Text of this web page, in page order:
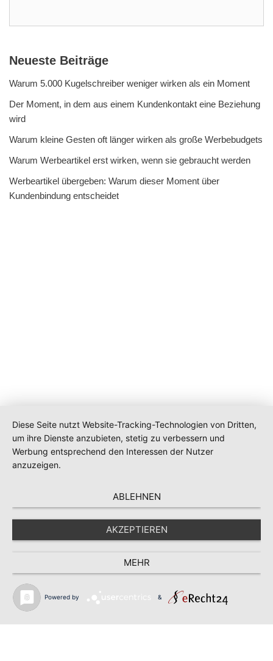
Neueste Beiträge
Warum 5.000 Kugelschreiber weniger wirken als ein Moment
Der Moment, in dem aus einem Kundenkontakt eine Beziehung
wird
Warum kleine Gesten oft länger wirken als große Werbebudgets
Warum Werbeartikel erst wirken, wenn sie gebraucht werden
Werbeartikel übergeben: Warum dieser Moment über
Kundenbindung entscheidet
Diese Seite nutzt Website-Tracking-Technologien von Dritten,
um ihre Dienste anzubieten, stetig zu verbessern und
Werbung entsprechend den Interessen der Nutzer
anzuzeigen.
ABLEHNEN
AKZEPTIEREN
MEHR
Powered by &